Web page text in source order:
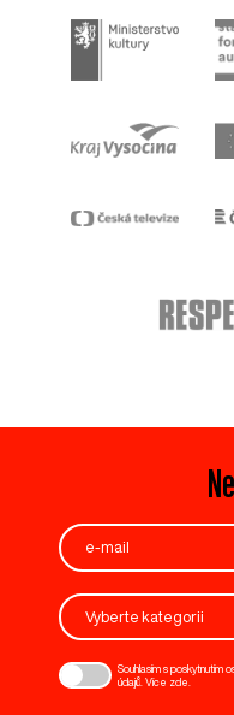
Vyberte kategorii
Souhlasím s poskytnutím
údajů. Více zde